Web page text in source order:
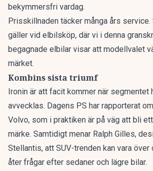
bekymmersfri vardag.
Prisskillnaden täcker många års service.
gäller vid elbilsköp, där vi i denna
begagnade elbilar visar att modellvalet
märket.
Kombins sista triumf
Ironin är att facit kommer när segmentet
avvecklas. Dagens PS har rapporterat om
Volvo, som i praktiken är på väg att bli
märke. Samtidigt menar Ralph Gilles,
Stellantis, att SUV-trenden kan vara över
åter frågar efter sedaner och lägre bilar.